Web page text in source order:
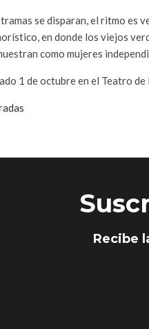
tramas se disparan, el ritmo es
en donde los viejos
como mujeres
1 de octubre en el Teatro
Recibe